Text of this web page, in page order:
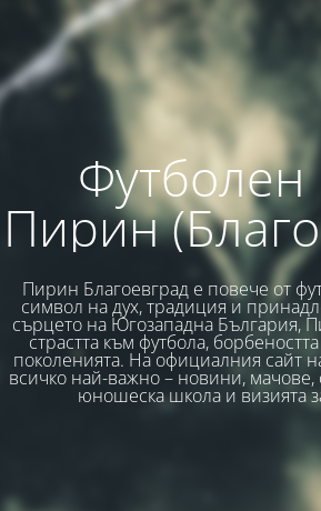
Футболен
Пирин
Пирин Благоевград е повече от
символ на дух, традиция и
сърцето на Югозападна България,
страстта към футбола,
поколенията. На официалния сайт
всичко най-важно – новини, мачове,
юношеска школа и визията